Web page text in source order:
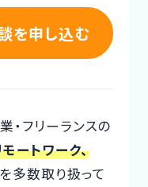
を申し込む
・フリーランスの
ートワーク、
多数取り扱って